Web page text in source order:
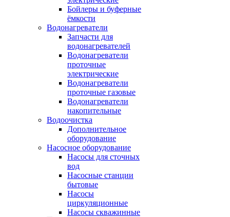
Бойлеры и буферные
ёмкости
Водонагреватели
Запчасти для
водонагревателей
Водонагреватели
проточные
электрические
Водонагреватели
проточные газовые
Водонагреватели
накопительные
Водоочистка
Дополнительное
оборудование
Насосное оборудование
Насосы для сточных
вод
Насосные станции
бытовые
Насосы
циркуляционные
Насосы скважинные